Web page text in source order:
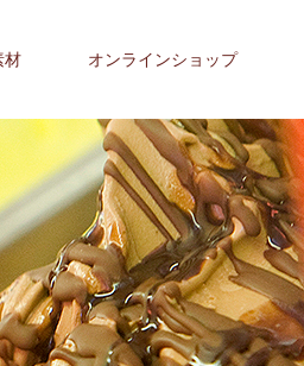
材 オンラインショップ